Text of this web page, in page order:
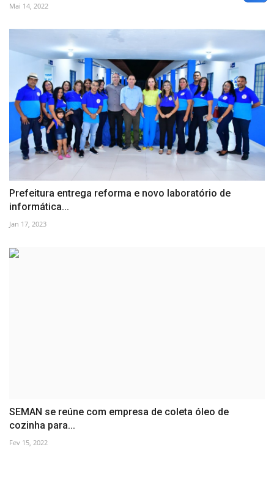
Mai 14, 2022
Prefeitura entrega reforma e novo laboratório de
informática...
Jan 17, 2023
SEMAN se reúne com empresa de coleta óleo de
cozinha para...
Fev 15, 2022